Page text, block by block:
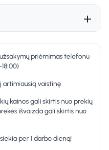
priėmimas telefonu
artimiausią vaistinę
kainos gali skirtis nuo prekių
išvaizda gali skirtis nuo
per 1 darbo dieną!